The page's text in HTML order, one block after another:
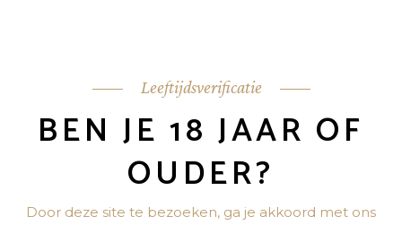
Leeftijdsverificatie
BEN JE 18 JAAR OF
OUDER?
Door deze site te bezoeken, ga je akkoord met ons